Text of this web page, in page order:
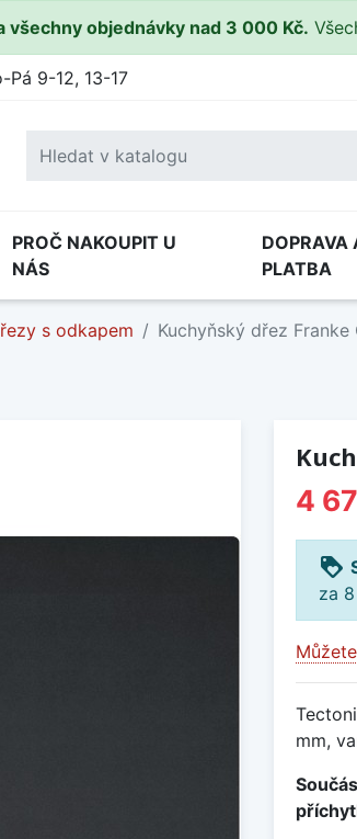
všechny objednávky nad 3 000 Kč.
Pá 9-12, 13-17
PROČ NAKOUPIT U
NÁS
DOPRAVA
PLATBA
s odkapem Kuchyňský dřez Franke
4
loyalty
za
mm,